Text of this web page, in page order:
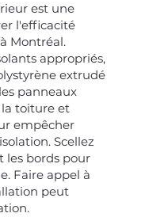
est une
l'efficacité
Montréal.
appropriés,
extrudé
panneaux
la toiture et
empêcher
Scellez
les bords pour
Faire appel à
peut